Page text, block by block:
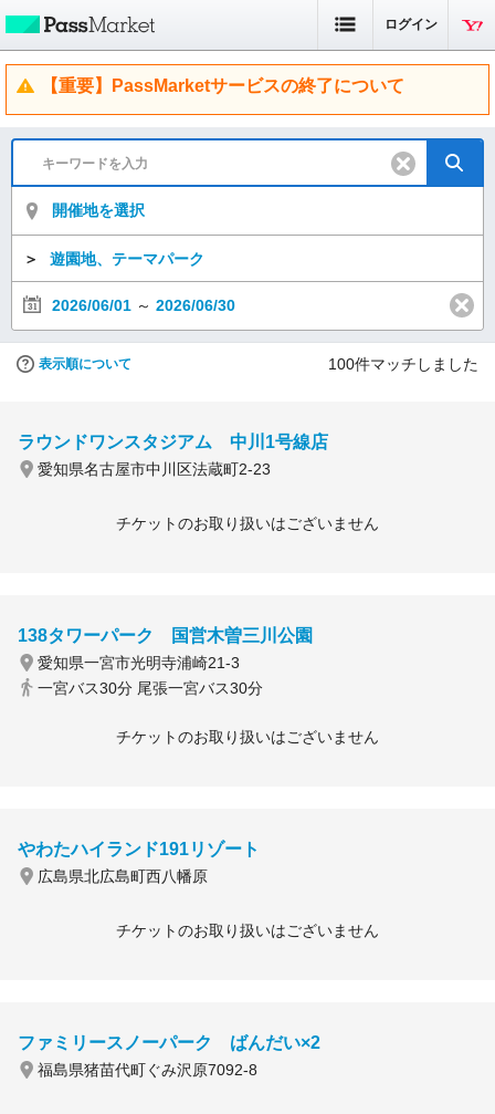
ログイン
【重要】PassMarketサービスの終了について
開催地を選択
＞ 遊園地、テーマパーク
2026/06/01 ～ 2026/06/30
表示順について 100件マッチしました
ラウンドワンスタジアム 中川1号線店
愛知県名古屋市中川区法蔵町2-23
チケットのお取り扱いはございません
138タワーパーク 国営木曽三川公園
愛知県一宮市光明寺浦崎21-3
一宮バス30分 尾張一宮バス30分
チケットのお取り扱いはございません
やわたハイランド191リゾート
広島県北広島町西八幡原
チケットのお取り扱いはございません
ファミリースノーパーク ばんだい×2
福島県猪苗代町ぐみ沢原7092-8